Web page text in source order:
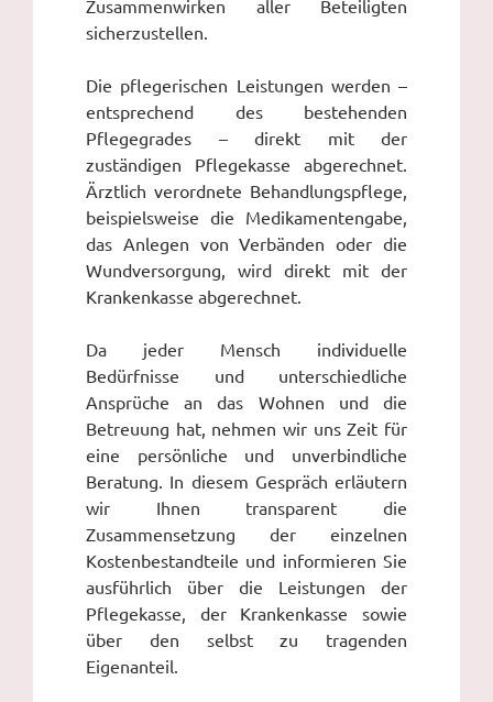
Zusammenwirken aller Beteiligten
sicherzustellen.
Die pflegerischen Leistungen werden –
entsprechend des bestehenden
Pflegegrades – direkt mit der
zuständigen Pflegekasse abgerechnet.
Ärztlich verordnete Behandlungspflege,
beispielsweise die Medikamentengabe,
das Anlegen von Verbänden oder die
Wundversorgung, wird direkt mit der
Krankenkasse abgerechnet.
Da jeder Mensch individuelle
Bedürfnisse und unterschiedliche
Ansprüche an das Wohnen und die
Betreuung hat, nehmen wir uns Zeit für
eine persönliche und unverbindliche
Beratung. In diesem Gespräch erläutern
wir Ihnen transparent die
Zusammensetzung der einzelnen
Kostenbestandteile und informieren Sie
ausführlich über die Leistungen der
Pflegekasse, der Krankenkasse sowie
über den selbst zu tragenden
Eigenanteil.